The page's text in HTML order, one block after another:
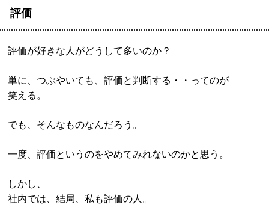
評価
評価が好きな人がどうして多いのか？
単に、つぶやいても、評価と判断する・・ってのが
笑える。
でも、そんなものなんだろう。
一度、評価というのをやめてみれないのかと思う。
しかし、
社内では、結局、私も評価の人。